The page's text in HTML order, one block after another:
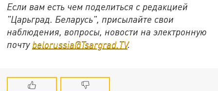
Если вам есть чем поделиться с редакцией
"Царьград. Беларусь", присылайте свои
наблюдения, вопросы, новости на электронную
почту belorussia@Tsargrad.TV.